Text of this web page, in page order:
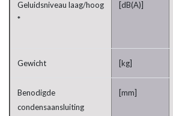
Geluidsniveau laag/hoog
*
[dB(A)]
Gewicht [kg]
Benodigde
condensaansluiting
[mm]